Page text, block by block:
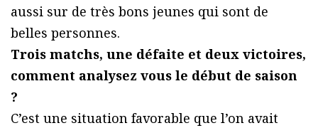
aussi sur de très bons jeunes qui sont de
belles personnes.
Trois matchs, une défaite et deux victoires,
comment analysez vous le début de saison
?
C’est une situation favorable que l’on avait